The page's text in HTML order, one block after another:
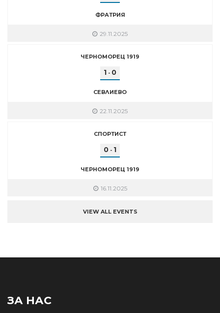
ФРАТРИЯ
29.11.2025
ЧЕРНОМОРЕЦ 1919
1 - 0
СЕВЛИЕВО
22.11.2025
СПОРТИСТ
0 - 1
ЧЕРНОМОРЕЦ 1919
16.11.2025
VIEW ALL EVENTS
ЗА НАС